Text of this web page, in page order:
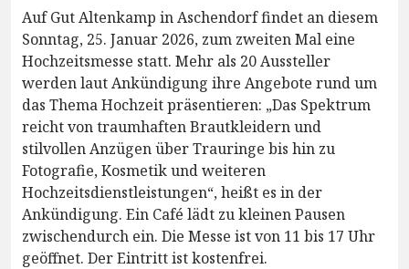
Auf Gut Altenkamp in Aschendorf findet an diesem
Sonntag, 25. Januar 2026, zum zweiten Mal eine
Hochzeitsmesse statt. Mehr als 20 Aussteller
werden laut Ankündigung ihre Angebote rund um
das Thema Hochzeit präsentieren: „Das Spektrum
reicht von traumhaften Brautkleidern und
stilvollen Anzügen über Trauringe bis hin zu
Fotografie, Kosmetik und weiteren
Hochzeitsdienstleistungen“, heißt es in der
Ankündigung. Ein Café lädt zu kleinen Pausen
zwischendurch ein. Die Messe ist von 11 bis 17 Uhr
geöffnet. Der Eintritt ist kostenfrei.